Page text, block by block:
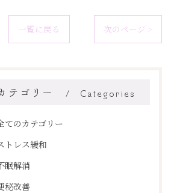
一覧に戻る 次のページ >
テゴリー Categories
てのカテゴリー
トレス緩和
眠解消
秘改善